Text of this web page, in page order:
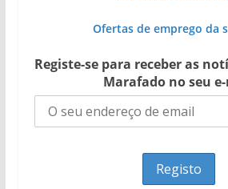
Ofertas de emprego da
Registe-se para receber as
Marafado no seu